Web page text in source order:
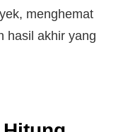
menghemat
hasil akhir yang